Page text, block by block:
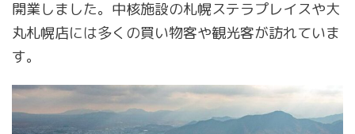
開業しました。中核施設の札幌ステラプレイスや大
丸札幌店には多くの買い物客や観光客が訪れていま
す。